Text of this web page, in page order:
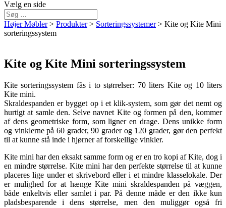
Vælg en side
Højer Møbler> Produkter> Sorteringssystemer> Kite og Kite Mini
sorteringssystem
Kite og Kite Mini sorteringssystem
Kite sorteringssystem fås i to størrelser: 70 liters Kite og 10 liters
Kite mini.
Skraldespanden er bygget op i et klik-system, som gør det nemt og
hurtigt at samle den. Selve navnet Kite og formen på den, kommer
af dens geometriske form, som ligner en drage. Dens unikke form
og vinklerne på 60 grader, 90 grader og 120 grader, gør den perfekt
til at kunne stå inde i hjørner af forskellige vinkler.
Kite mini har den eksakt samme form og er en tro kopi af Kite, dog i
en mindre størrelse. Kite mini har den perfekte størrelse til at kunne
placeres lige under et skrivebord eller i et mindre klasselokale. Der
er mulighed for at hænge Kite mini skraldespanden på væggen,
både enkeltvis eller samlet i par. På denne måde er den ikke kun
pladsbesparende i dens størrelse, men den muliggør også fri